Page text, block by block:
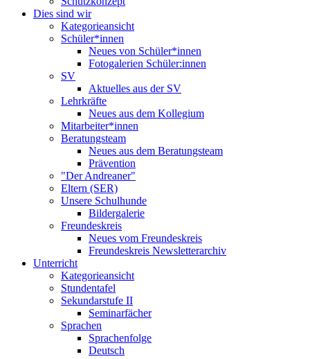
Dies sind wir
Kategorieansicht
Schüler*innen
Neues von Schüler*innen
Fotogalerien Schüler:innen
SV
Aktuelles aus der SV
Lehrkräfte
Neues aus dem Kollegium
Mitarbeiter*innen
Beratungsteam
Neues aus dem Beratungsteam
Prävention
"Der Andreaner"
Eltern (SER)
Unsere Schulhunde
Bildergalerie
Freundeskreis
Neues vom Freundeskreis
Freundeskreis Newsletterarchiv
Unterricht
Kategorieansicht
Stundentafel
Sekundarstufe II
Seminarfächer
Sprachen
Sprachenfolge
Deutsch